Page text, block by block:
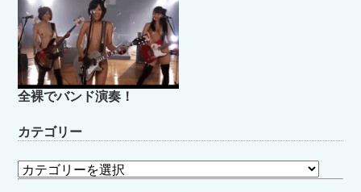
全裸でバンド演奏！
カテゴリー
カ
テ